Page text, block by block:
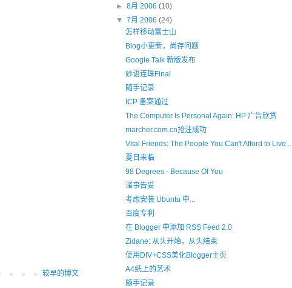
较早的博文
►8月 2006(10)
▼7月 2006(24)
怎样移动富士山
Blog小更新，尚存问题
Google Talk 新版发布
妙语连珠Final
随手记录
ICP 备案通过
The Computer Is Personal Again: HP 广告欣赏
marcher.com.cn抢注成功
Vital Friends: The People You Can't Afford to Live...
夏日来临
98 Degrees - Because Of You
诸事告妥
考虑安装 Ubuntu 中...
百度专利
在 Blogger 中添加 RSS Feed 2.0
Zidane: 从头开始，从头结束
使用DIV+CSS美化Blogger主页
A4纸上的艺术
随手记录